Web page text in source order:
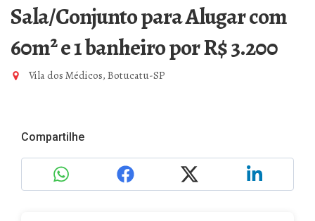
Sala/Conjunto para Alugar com
60m² e 1 banheiropor R$ 3.200
Vila dos Médicos, Botucatu-SP
Compartilhe